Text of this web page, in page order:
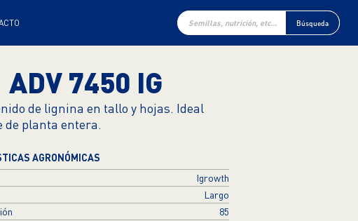
Búsqueda
de
productos
Búsqueda
ADV 7450 IG
de lignina en tallo y hojas. Ideal
de planta entera.
AGRONÓMICAS
Igrowth
Largo
85